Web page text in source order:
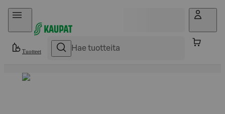
Hyppää sisältöön
Tuotteet